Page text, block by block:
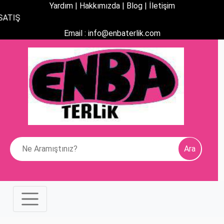
Yardım | Hakkımızda | Blog | İletişim
Email : info@enbaterlik.com